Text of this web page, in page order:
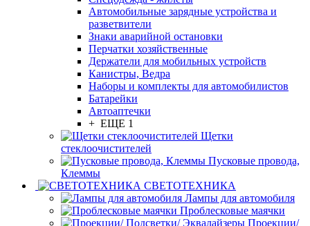
Автомобильные зарядные устройства и
разветвители
Знаки аварийной остановки
Перчатки хозяйственные
Держатели для мобильных устройств
Канистры, Ведра
Наборы и комплекты для автомобилистов
Батарейки
Автоаптечки
+ ЕЩЕ 1
Щетки
стеклоочистителей
Пусковые провода,
Клеммы
СВЕТОТЕХНИКА
Лампы для автомобиля
Проблесковые маячки
Проекции/